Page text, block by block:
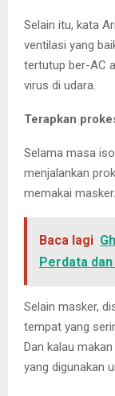
Selain itu, kata
ventilasi yang
tertutup ber-AC
virus di udara.
Terapkan
Selama masa
menjalankan
memakai masker.
Baca lagi
Perdata
Selain masker,
tempat yang
Dan kalau
yang digunakan